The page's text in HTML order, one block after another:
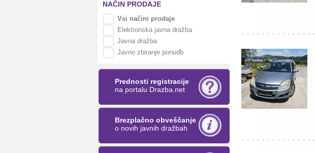
NAČIN PRODAJE
Vsi načini prodaje
Elektronska javna dražba
Javna dražba
Javno zbiranje ponudb
Prednosti registracije
na portalu Drazba.net
Brezplačno obveščanje
o novih javnih dražbah